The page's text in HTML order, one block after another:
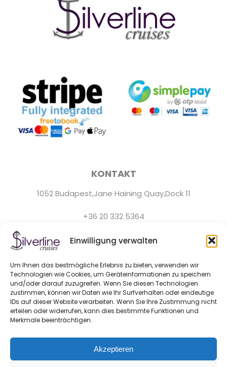
Einwilligung verwalten
Um Ihnen das bestmögliche Erlebnis zu bieten, verwenden wir
Technologien wie Cookies, um Geräteinformationen zu speichern
und/oder darauf zuzugreifen. Wenn Sie diesen Technologien
zustimmen, können wir Daten wie Ihr Surfverhalten oder eindeutige
IDs auf dieser Website verarbeiten. Wenn Sie Ihre Zustimmung nicht
erteilen oder widerrufen, kann dies bestimmte Funktionen und
Merkmale beeinträchtigen.
Akzeptieren
KONTAKT
1052 Budapest,Jane Haining Quay,Dock 11
+36 20 332 5364
Der Kundenservice ist täglich von 9:0 bis 22:0 Uhr
hello@silver-line.hu
Private Bootsmiete
GENERAL CONTRACT TERMS EFFECTIVE FROM 11.03.2025
BLOG
KONTAKT